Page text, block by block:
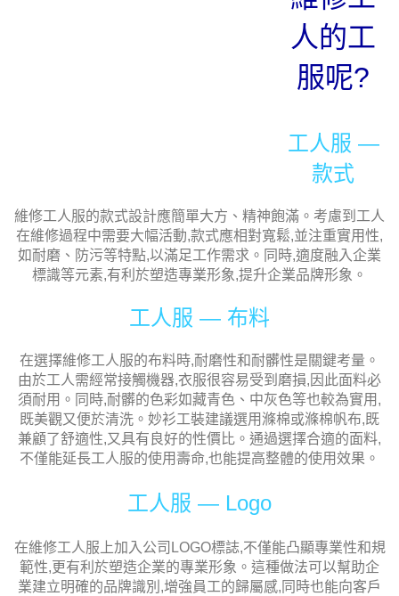
淺色工人服和Tupac的「Thug Life」字樣工人服,更成為了
無數少年的模仿對象。隨後,各大品牌順應潮流,將工人服的
熱潮推向高峰。可以說,這一切都源於嘻哈文化的影響,將原
本僅屬於工人階層的服飾,重新詮釋成為時尚潮流。